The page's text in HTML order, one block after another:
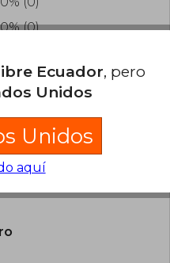
(0)
sobre el libro
Ecuador, pero
Unidos
Unidos
aquí